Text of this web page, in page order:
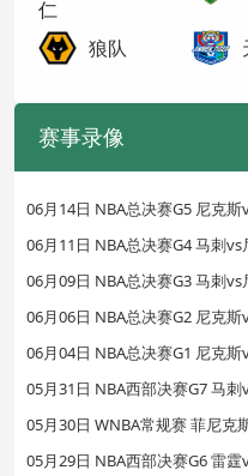
狼队
赛事录像
06月14日 NBA总决赛G5 尼克
06月11日 NBA总决赛G4 马刺
06月09日 NBA总决赛G3 马刺
06月06日 NBA总决赛G2 尼克
06月04日 NBA总决赛G1 尼克
05月31日 NBA西部决赛G7 马
05月30日 WNBA常规赛 菲尼克
05月29日 NBA西部决赛G6 雷